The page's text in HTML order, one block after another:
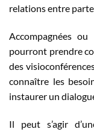
relations entre
Accompagnées
pourront prendre
des
connaître les
instaurer un
Il peut s’agir